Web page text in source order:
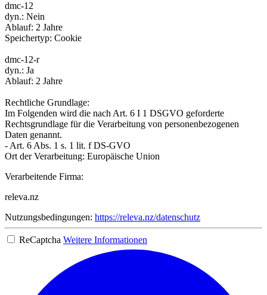
dmc-12
dyn.: Nein
Ablauf: 2 Jahre
Speichertyp: Cookie
dmc-12-r
dyn.: Ja
Ablauf: 2 Jahre
Rechtliche Grundlage:
Im Folgenden wird die nach Art. 6 I 1 DSGVO geforderte
Rechtsgrundlage für die Verarbeitung von personenbezogenen
Daten genannt.
- Art. 6 Abs. 1 s. 1 lit. f DS-GVO
Ort der Verarbeitung: Europäische Union
Verarbeitende Firma:
releva.nz
Nutzungsbedingungen: https://releva.nz/datenschutz
ReCaptcha Weitere Informationen